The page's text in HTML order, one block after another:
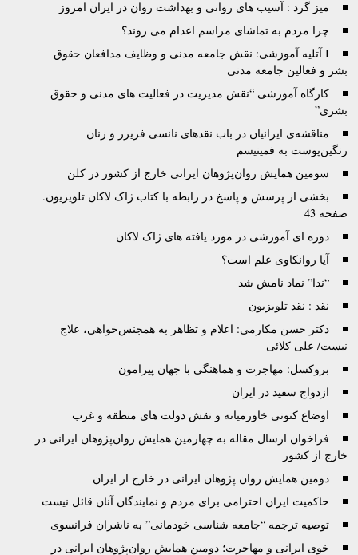
میز گرد : آسیب های روانی و بهداشت روان در ایران امروز
چرا مردم به تماشای مراسم اعدام می روند؟
I آتليه آموزشى: نقش جامعه مدنى و وظايف مدافعان حقوق
بشر و فعالين جامعه مدنى
کارگاه آموزشی “نقش مدیریت در فعالیت های مدنی و حقوق
بشری”
مناقشه‌ی ایرانیان در باب نقدهای نانسی فریزر و زنان
رنگین‌پوست به فمینیسم
سومین همایش روان‌پژوهان ایرانی خارج از کشور در کلن
بخشی از پرسش و پاسخ در رابطه با کتاب ژاک لاکان تلویزیون.
صفحه 43
دوره ای آموزشی در مورد یافته های ژاک لاکان
آیا روانکاوی علم است؟
“ندا” نماد نامش شد
نقد : نقد تلويزيون
دکتر حسن مکارمی: اعلام و تظاهر به همجنس‌خواهی، علاج
نیست/ علی کلائی
بروکسل: مهاجرت و هماهنگی با جهان پیرامون
ازدواج سفید در ایران
اوضاع کنونی خاورمیانه و نقش دولت های منطقه و غرب
فراخوان ارسال مقاله به چهارمین همایش روان‌پژوهان ایرانی در
خارج از کشور
دومین همایش روان پژوهان ایرانی در خارج از ایران
حاکمیت ایران احترامی برای مردم و نمایندگان آنان قائل نیست
توصيه ترجمه “جامعه شناسی خودمانی” به ناشران فرانسوی
خوی ایرانی و مهاجرت؛ دومین همایش روان‌پژوهان ایرانی در